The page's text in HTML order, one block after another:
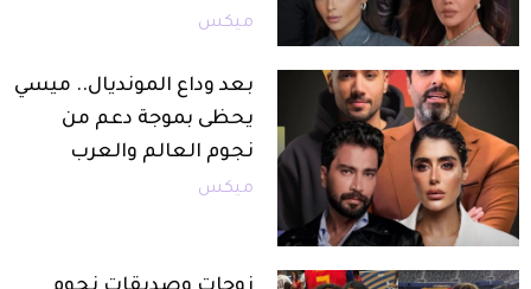
ميكس
بعد وداع المونديال.. ميسي
يحظى بموجة دعم من
نجوم العالم والعرب
ميكس